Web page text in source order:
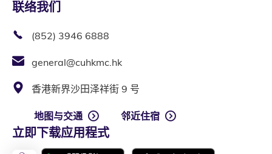
联络我们
(852) 3946 6888
general@cuhkmc.hk
香港新界沙田泽祥街 9 号
地图与交通 邻近住宿
立即下载应用程式